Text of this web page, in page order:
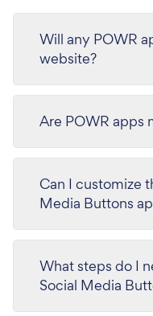
Will any POWR
website?
Are POWR apps
Can I customize
Media Buttons
What steps do I
Social Media